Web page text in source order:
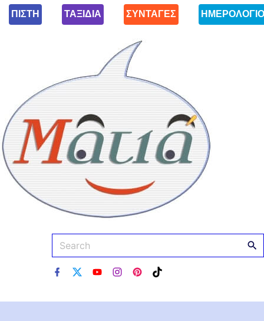
ΠΙΣΤΗ ΤΑΞΙΔΙΑ ΣΥΝΤΑΓΕΣ ΗΜΕΡΟΛΟΓΙΟ